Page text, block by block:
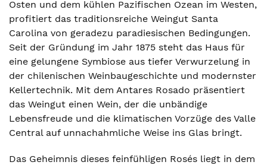
Osten und dem kühlen Pazifischen Ozean im Westen,
profitiert das traditionsreiche Weingut Santa
Carolina von geradezu paradiesischen Bedingungen.
Seit der Gründung im Jahr 1875 steht das Haus für
eine gelungene Symbiose aus tiefer Verwurzelung in
der chilenischen Weinbaugeschichte und modernster
Kellertechnik. Mit dem Antares Rosado präsentiert
das Weingut einen Wein, der die unbändige
Lebensfreude und die klimatischen Vorzüge des Valle
Central auf unnachahmliche Weise ins Glas bringt.
Das Geheimnis dieses feinfühligen Rosés liegt in dem